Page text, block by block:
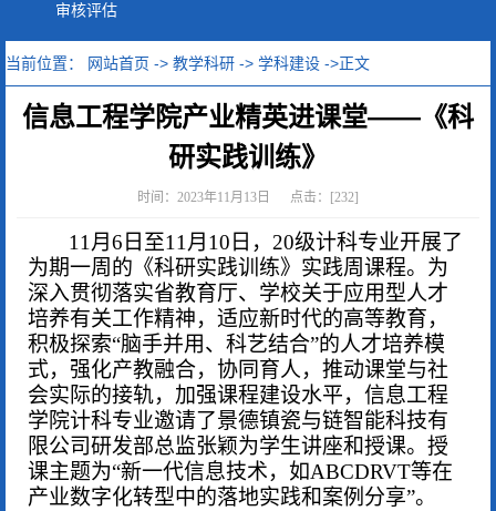
审核评估
当前位置： 网站首页 -> 教学科研 -> 学科建设 ->正文
信息工程学院产业精英进课堂——《科
研实践训练》
时间：2023年11月13日 点击：[232]
11月6 日 至11月10日 ， 20级计科专业开展了
为期一周的《科研实践训练》实践周课程。为
深入贯彻落实省教育厅、学校关于应用型人才
培养有关工作精神，适应新时代的高等教育，
积极探索“脑手并用、科艺结合”的人才培养模
式，强化产教融合，协同育人，推动课堂与社
会实际的接轨，加强课程建设水平，信息工程
学院计科专业邀请了景德镇瓷与链智能科技有
限公司研发部总监张颖为学生讲座和授课。授
课主题为“新一代信息技术，如ABCDRVT等在
产业数字化转型中的落地实践和案例分享”。